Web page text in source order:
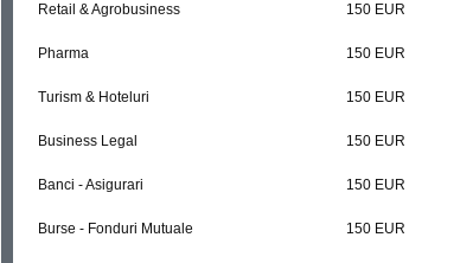
Retail & Agrobusiness 150 EUR
Pharma 150 EUR
Turism & Hoteluri 150 EUR
Business Legal 150 EUR
Banci - Asigurari 150 EUR
Burse - Fonduri Mutuale 150 EUR